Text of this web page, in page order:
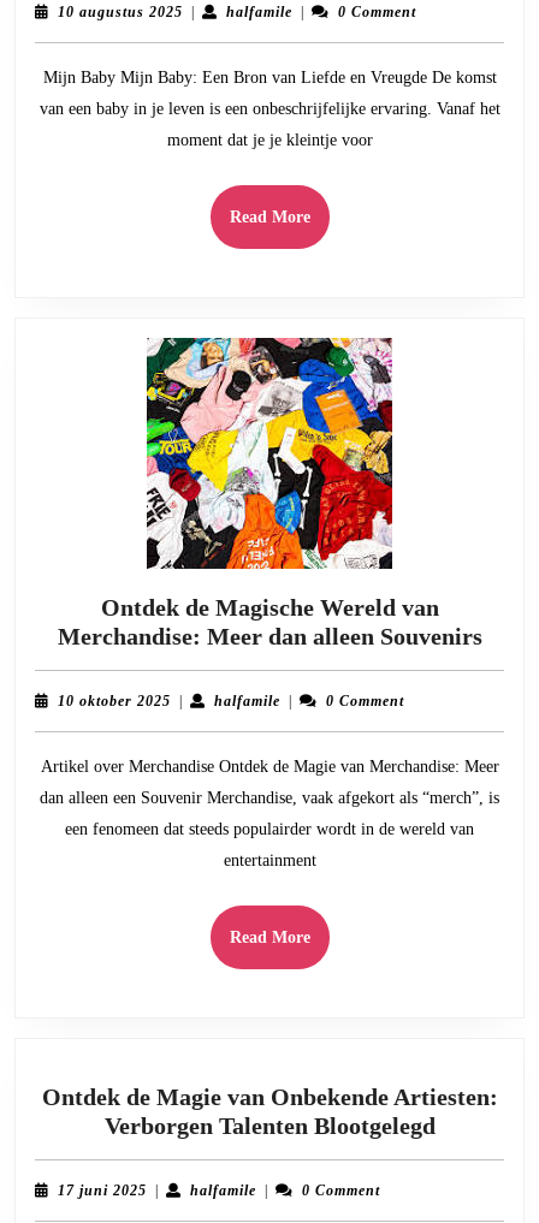
Liefde
10 augustus 2025 10| halfamilehalfamile
| 0 Comment
Mijn Baby Mijn Baby: Een Bron van Liefde en Vreugde De komst
van een baby in je leven is een onbeschrijfelijke ervaring. Vanaf het
moment dat je je kleintje voor
Read MoreRead
More
Ontdek de Magische Wereld van
Merchandise: Meer dan alleen Souvenirs
de
Meer
10 oktober 2025 10| halfamilehalfamile
| 0 Comment
Artikel over Merchandise Ontdek de Magie van Merchandise: Meer
dan alleen een Souvenir Merchandise, vaak afgekort als “merch”, is
een fenomeen dat steeds populairder wordt in de wereld van
entertainment
Read MoreRead
More
Ontdek de Magie van Onbekende Artiesten:
Verborgen Talenten BlootgelegdOntdek
de
17 juni 2025 17| halfamilehalfamile
| 0 Comment